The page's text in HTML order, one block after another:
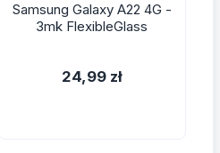
Samsung Galaxy A22 4G -
3mk FlexibleGlass
24,99 zł